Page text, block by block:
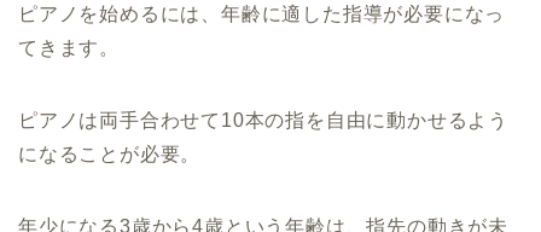
ピアノを始めるには、年齢に適した指導が必要になっ
てきます。
ピアノは両手合わせて10本の指を自由に動かせるよう
になることが必要。
年少になる3歳から4歳という年齢は、指先の動きが未